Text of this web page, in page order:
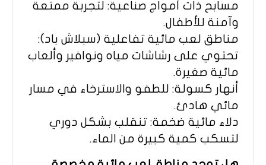
مسابح ذات أمواج صناعية: لتجربة ممتعة
وآمنة للأطفال.
مناطق لعب مائية تفاعلية (سبلاش باد):
تحتوي على رشاشات مياه ونوافير وألعاب
مائية صغيرة.
أنهار كسولة: للطفو والاسترخاء في مسار
مائي هادئ.
دلاء مائية ضخمة: تنقلب بشكل دوري
لتسكب كمية كبيرة من الماء.